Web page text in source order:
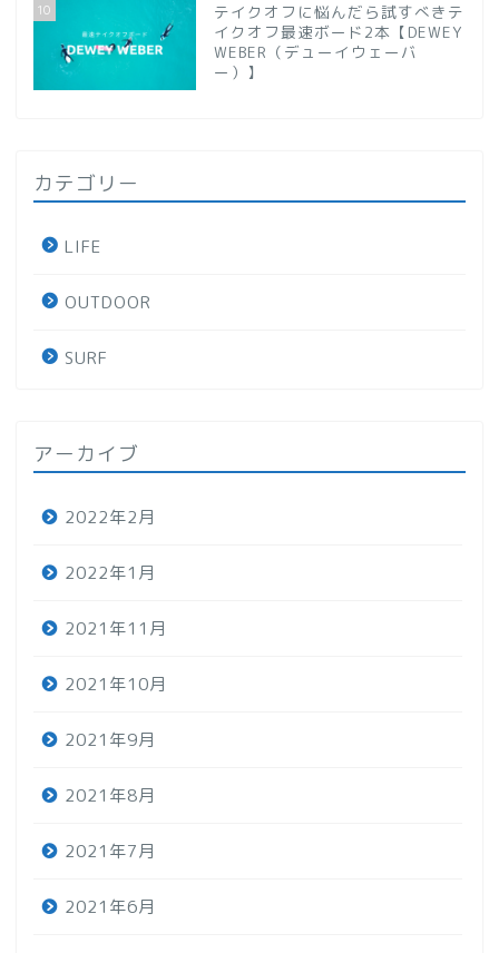
10
テイクオフに悩んだら試すべきテ
イクオフ最速ボード2本【DEWEY
WEBER（デューイウェーバ
ー）】
カテゴリー
LIFE
OUTDOOR
SURF
アーカイブ
2022年2月
2022年1月
2021年11月
2021年10月
2021年9月
2021年8月
2021年7月
2021年6月